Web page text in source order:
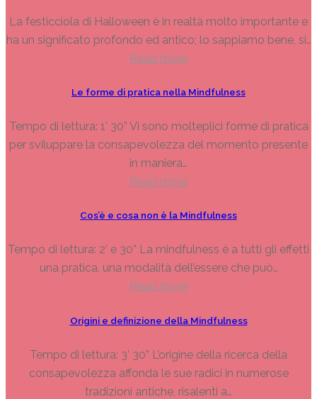
La festicciola di Halloween è in realtà molto importante e
ha un significato profondo ed antico; lo sappiamo bene, si…
Read more
Le forme di pratica nella Mindfulness
Tempo di lettura: 1’ 30” Vi sono molteplici forme di pratica
per sviluppare la consapevolezza del momento presente
in maniera…
Read more
Cos’è e cosa non è la Mindfulness
Tempo di lettura: 2’ e 30” La mindfulness è a tutti gli effetti
una pratica, una modalità dell’essere che può…
Read more
Origini e definizione della Mindfulness
Tempo di lettura: 3’ 30” L’origine della ricerca della
consapevolezza affonda le sue radici in numerose
tradizioni antiche, risalenti a…